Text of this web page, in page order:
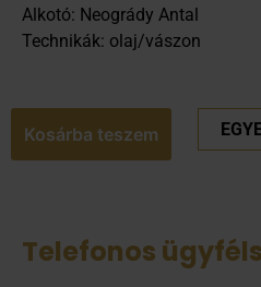
Alkotó: Neogrády Antal
Technikák: olaj/vászon
Kosárba teszem
Telefonos